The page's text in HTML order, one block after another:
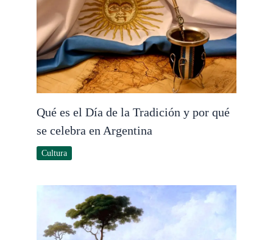
Qué es el Día de la Tradición y por qué
se celebra en Argentina
Cultura